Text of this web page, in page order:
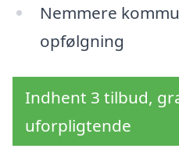
Nemmere
opfølgning
Indhent 3 tilbud,
uforpligtende